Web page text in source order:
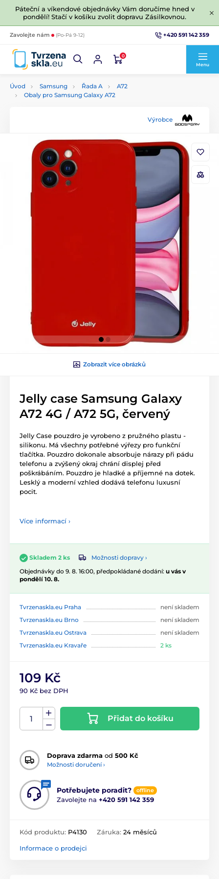
Páteční a víkendové objednávky Vám doručíme hned v
pondělí! Stačí v košíku zvolit dopravu Zásilkovnou.
Zavolejte nám (Po-Pá 9-12) +420 591 142 359
0
Menu
Úvod Samsung Řada A
A72
Obaly pro Samsung Galaxy A72
Výrobce
Zobrazit více obrázků
Jelly case Samsung Galaxy
A72 4G / A72 5G, červený
Jelly Case pouzdro je vyrobeno z pružného plastu -
silikonu. Má všechny potřebné výřezy pro funkční
tlačítka. Pouzdro dokonale absorbuje nárazy při pádu
telefonu a zvýšený okraj chrání displej před
poškrábáním. Pouzdro je hladké a příjemné na dotek.
Lesklý a moderní vzhled dodává telefonu luxusní
pocit.
Více informací ›
Skladem 2 ks
Možnosti dopravy ›
Objednávky do 9. 8. 16:00, předpokládané dodání: u vás v
pondělí 10. 8.
Tvrzenaskla.eu Praha
není skladem
Tvrzenaskla.eu Brno
není skladem
Tvrzenaskla.eu Ostrava
není skladem
Tvrzenaskla.eu Kravaře
2 ks
109 Kč
90 Kč bez DPH
Přidat do košíku
Doprava zdarma od 500 Kč
Možnosti doručení ›
Potřebujete poradit? offline
Zavolejte na +420 591 142 359
Kód produktu: P4130 Záruka: 24 měsíců
Informace o prodejci